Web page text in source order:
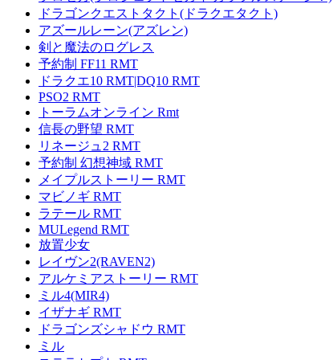
ドラゴンクエストタクト(ドラクエタクト)
アズールレーン(アズレン)
剣と魔法のログレス
予約制 FF11 RMT
ドラクエ10 RMT|DQ10 RMT
PSO2 RMT
トーラムオンライン Rmt
信長の野望 RMT
リネージュ2 RMT
予約制 幻想神域 RMT
メイプルストーリー RMT
マビノギ RMT
ラテール RMT
MULegend RMT
放置少女
レイヴン2(RAVEN2)
アルケミアストーリー RMT
ミル4(MIR4)
イザナギ RMT
ドラゴンズシャドウ RMT
ミル